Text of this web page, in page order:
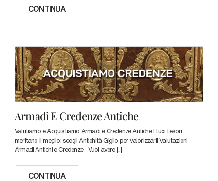
CONTINUA
Armadi E Credenze Antiche
Valutiamo e Acquistiamo Armadi e Credenze Antiche I tuoi tesori
meritano il meglio: scegli Antichità Giglio per valorizzarli Valutazioni
Armadi Antichi e Credenze Vuoi avere [..]
CONTINUA